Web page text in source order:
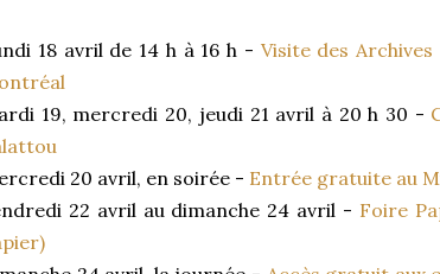
18 avril de 14 h à 16 h - Visite des
19, mercredi 20, jeudi 21 avril à 20 h 30 -
20 avril, en soirée - Entrée gratuite au
22 avril au dimanche 24 avril - Foire